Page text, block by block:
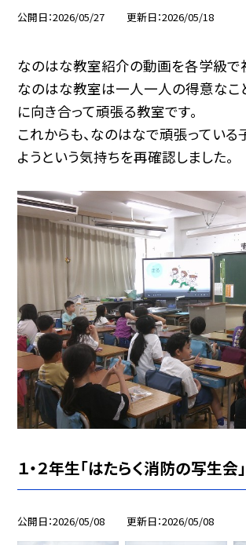
公開日 2026/05/27 更新日 2026/05/18
なのはな教室紹介の動画を各学級で
なのはな教室は一人一人の得意なこ
に向き合って頑張る教室です。
これからも、なのはなで頑張っている
ようという気持ちを再確認しました。
１・２年生「はたらく消防の写生会」
公開日 2026/05/08 更新日 2026/05/08